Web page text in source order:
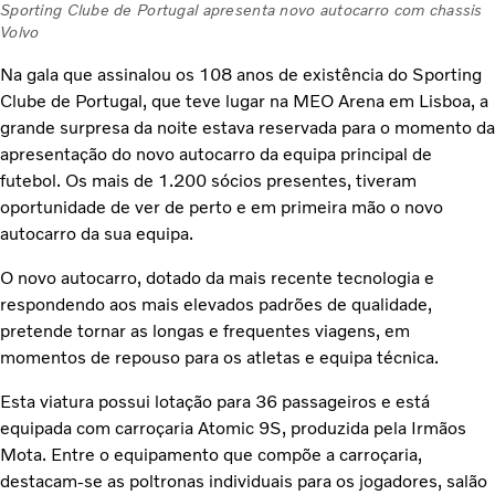
Sporting Clube de Portugal apresenta novo autocarro com chassis
Volvo
Na gala que assinalou os 108 anos de existência do Sporting
Clube de Portugal, que teve lugar na MEO Arena em Lisboa, a
grande surpresa da noite estava reservada para o momento da
apresentação do novo autocarro da equipa principal de
futebol. Os mais de 1.200 sócios presentes, tiveram
oportunidade de ver de perto e em primeira mão o novo
autocarro da sua equipa.
O novo autocarro, dotado da mais recente tecnologia e
respondendo aos mais elevados padrões de qualidade,
pretende tornar as longas e frequentes viagens, em
momentos de repouso para os atletas e equipa técnica.
Esta viatura possui lotação para 36 passageiros e está
equipada com carroçaria Atomic 9S, produzida pela Irmãos
Mota. Entre o equipamento que compõe a carroçaria,
destacam-se as poltronas individuais para os jogadores, salão